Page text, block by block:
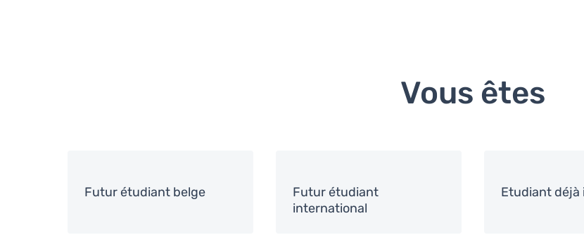
Vous êtes
Futur étudiant belge
Futur étudiant
international
Etudiant déjà